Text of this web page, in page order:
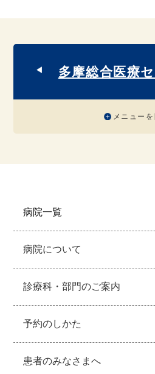
多摩総合医療
メニューを
病院一覧
病院について
診療科・部門のご案内
予約のしかた
患者のみなさまへ